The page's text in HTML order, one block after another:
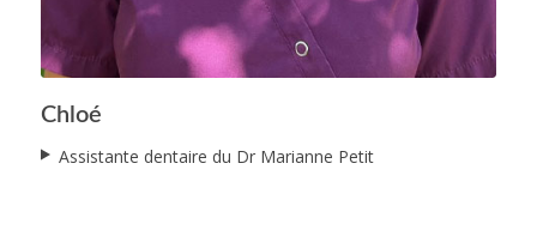
Chloé
Assistante dentaire du Dr Marianne Petit